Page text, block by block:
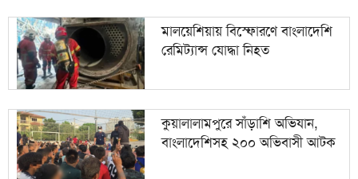
মালয়েশিয়ায় বিস্ফোরণে বাংলাদেশি
রেমিট্যান্স যোদ্ধা নিহত
কুয়ালালামপুরে সাঁড়াশি অভিযান,
বাংলাদেশিসহ ২০০ অভিবাসী আটক